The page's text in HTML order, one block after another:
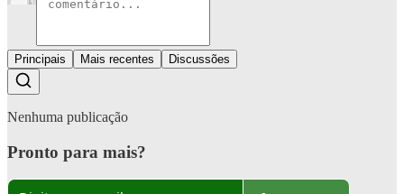
Principais Mais recentes Discussões
Nenhuma publicação
Pronto para mais?